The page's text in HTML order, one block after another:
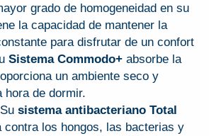
grado de homogeneidad en su
la capacidad de mantener la
para disfrutar de un confort
Sistema Commodo+absorbe la
un ambiente seco y
hora de dormir.
Su sistema antibacteriano Total
los hongos, las bacterias y